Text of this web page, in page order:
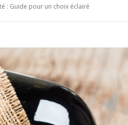
: Guide pour un choix éclairé